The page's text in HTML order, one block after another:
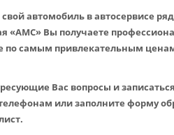
автомобиль в автосервисе
«АМС» Вы получаете
по самым привлекательным
Вас вопросы и
или заполните форму